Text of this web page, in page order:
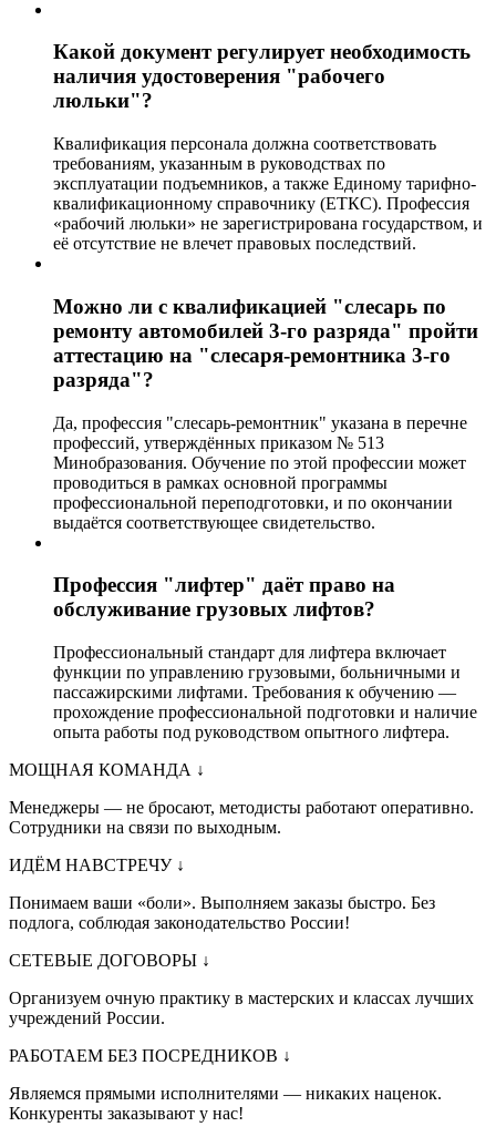
Какой документ регулирует необходимость
наличия удостоверения "рабочего
люльки"?
Квалификация персонала должна соответствовать
требованиям, указанным в руководствах по
эксплуатации подъемников, а также Единому тарифно-
квалификационному справочнику (ЕТКС). Профессия
«рабочий люльки» не зарегистрирована государством, и
её отсутствие не влечет правовых последствий.
Можно ли с квалификацией "слесарь по
ремонту автомобилей 3-го разряда" пройти
аттестацию на "слесаря-ремонтника 3-го
разряда"?
Да, профессия "слесарь-ремонтник" указана в перечне
профессий, утверждённых приказом № 513
Минобразования. Обучение по этой профессии может
проводиться в рамках основной программы
профессиональной переподготовки, и по окончании
выдаётся соответствующее свидетельство.
Профессия "лифтер" даёт право на
обслуживание грузовых лифтов?
Профессиональный стандарт для лифтера включает
функции по управлению грузовыми, больничными и
пассажирскими лифтами. Требования к обучению —
прохождение профессиональной подготовки и наличие
опыта работы под руководством опытного лифтера.
МОЩНАЯ КОМАНДА ↓
Менеджеры — не бросают, методисты работают оперативно.
Сотрудники на связи по выходным.
ИДЁМ НАВСТРЕЧУ ↓
Понимаем ваши «боли». Выполняем заказы быстро. Без
подлога, соблюдая законодательство России!
СЕТЕВЫЕ ДОГОВОРЫ ↓
Организуем очную практику в мастерских и классах лучших
учреждений России.
РАБОТАЕМ БЕЗ ПОСРЕДНИКОВ ↓
Являемся прямыми исполнителями — никаких наценок.
Конкуренты заказывают у нас!